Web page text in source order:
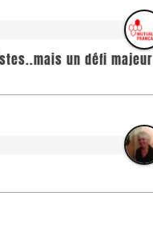
un défi majeur